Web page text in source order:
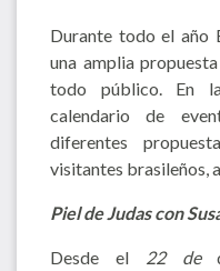
Durante todo el año
una amplia
todo público. En
calendario de
diferentes
visitantes brasileños,
Piel de Judas con
Desde el 22 de